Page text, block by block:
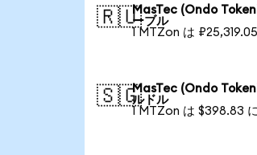
🇷🇺MasTec (Ondo
ーブル
1 MTZon は
🇸🇬MasTec (Ondo
ルドル
1 MTZon は $398.83